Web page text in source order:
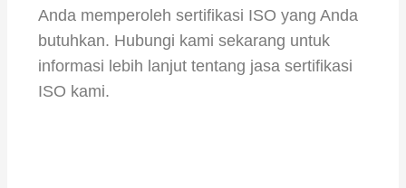
Anda memperoleh sertifikasi ISO yang Anda
butuhkan. Hubungi kami sekarang untuk
informasi lebih lanjut tentang jasa sertifikasi
ISO kami.